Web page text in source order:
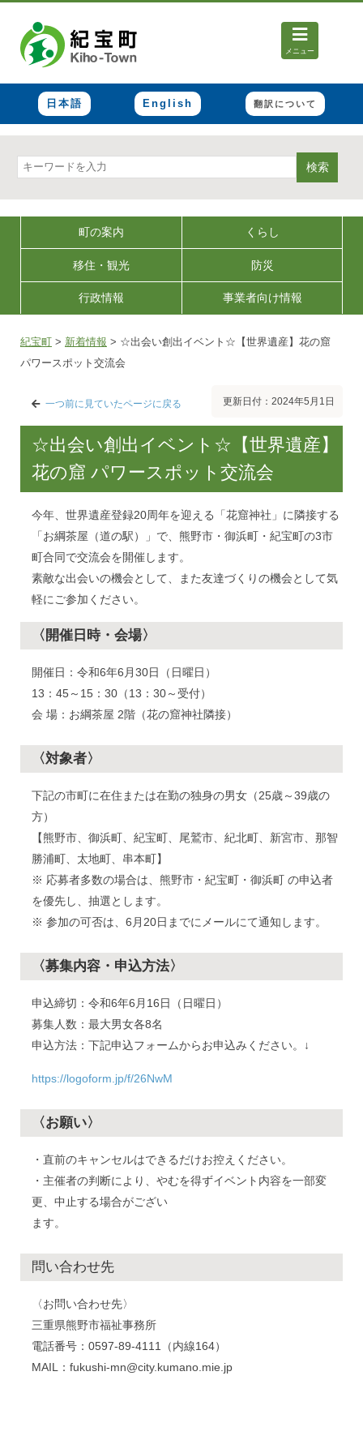
メニュー
日本語 English 翻訳について
検索
町の案内 くらし
移住・観光 防災
行政情報 事業者向け情報
紀宝町 > 新着情報 > ☆出会い創出イベント☆【世界遺産】花の窟
パワースポット交流会
一つ前に見ていたページに戻る 更新日付：2024年5月1日
☆出会い創出イベント☆【世界遺産】
花の窟 パワースポット交流会
今年、世界遺産登録20周年を迎える「花窟神社」に隣接する
「お綱茶屋（道の駅）」で、熊野市・御浜町・紀宝町の3市
町合同で交流会を開催します。
素敵な出会いの機会として、また友達づくりの機会として気
軽にご参加ください。
〈開催日時・会場〉
開催日：令和6年6月30日（日曜日）
13：45～15：30（13：30～受付）
会 場：お綱茶屋 2階（花の窟神社隣接）
〈対象者〉
下記の市町に在住または在勤の独身の男女（25歳～39歳の
方）
【熊野市、御浜町、紀宝町、尾鷲市、紀北町、新宮市、那智
勝浦町、太地町、串本町】
※ 応募者多数の場合は、熊野市・紀宝町・御浜町 の申込者
を優先し、抽選とします。
※ 参加の可否は、6月20日までにメールにて通知します。
〈募集内容・申込方法〉
申込締切：令和6年6月16日（日曜日）
募集人数：最大男女各8名
申込方法：下記申込フォームからお申込みください。↓
https://logoform.jp/f/26NwM
〈お願い〉
・直前のキャンセルはできるだけお控えください。
・主催者の判断により、やむを得ずイベント内容を一部変
更、中止する場合がござい
ます。
問い合わせ先
〈お問い合わせ先〉
三重県熊野市福祉事務所
電話番号：0597-89-4111（内線164）
MAIL：fukushi-mn@city.kumano.mie.jp